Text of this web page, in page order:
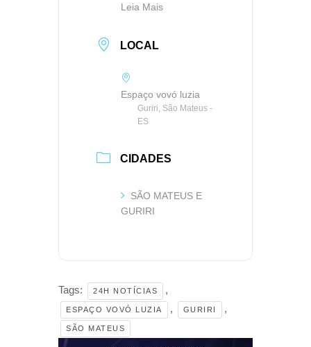
Leia Mais
LOCAL
Espaço vovó luzia
Guriri, São Mateus -
ES
CIDADES
SÃO MATEUS E
GURIRI
Tags: 24H NOTÍCIAS ,
ESPAÇO VOVÓ LUZIA , GURIRI ,
SÃO MATEUS